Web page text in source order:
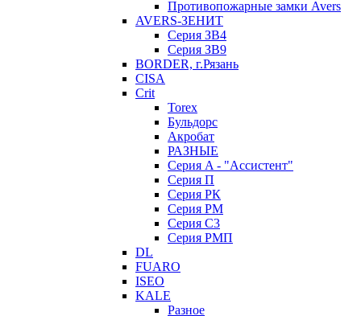
Противопожарные замки Avers
AVERS-ЗЕНИТ
Серия ЗВ4
Серия ЗВ9
BORDER, г.Рязань
CISA
Crit
Torex
Бульдорс
Акробат
РАЗНЫЕ
Серия A - "Ассистент"
Серия П
Серия РК
Серия РМ
Серия С3
Серия РМП
DL
FUARO
ISEO
KALE
Разное